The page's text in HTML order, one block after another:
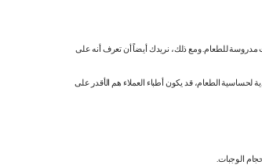
مدروسة للطعام. ومع ذلك، نريدك أيضاً أن تعرف أنه على
لحساسية الطعام، قد يكون أطباء العملاء هم الأقدر على
الوجبات.